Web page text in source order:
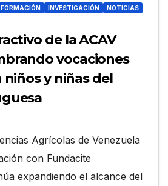
FORMACIÓN INVESTIGACIÓN
NOTICIAS
de la ACAV
vocaciones
y niñas del
Agrícolas de Venezuela
con Fundacite
expandiendo el alcance del